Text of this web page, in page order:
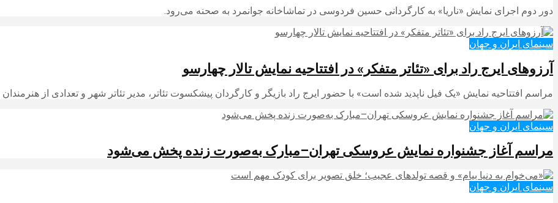
دور دوم اجرای نمایش «ناریا» به کارگردانی حسین فردوسی در تماشاخانه جوانمرد به صحنه می‌رود.
سینمای ایران و جهان
آرزوهای ایرج راد برای «تئاتر متفکر» در افتتاحیه نمایش تالار چهارسو
مراسم افتتاحیه نمایش «یک فیل ناپدید شده است» با حضور ایرج راد بازیگر و کارگردان پیشکسوت تئاتر، مدیر تئاتر شهر و تعدادی از
سینمای ایران و جهان
مراسم آغاز جشنواره نمایش عروسکی تهران–مبارک به‌صورت زنده پخش می‌شود
سینمای ایران و جهان